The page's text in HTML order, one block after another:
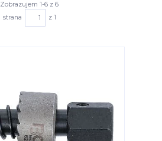
Zobrazujem 1-6 z 6
strana
z 1